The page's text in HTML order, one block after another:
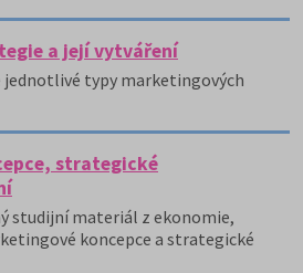
a její vytváření
jednotlivé typy marketingových
strategické
studijní materiál z ekonomie,
koncepce a strategické